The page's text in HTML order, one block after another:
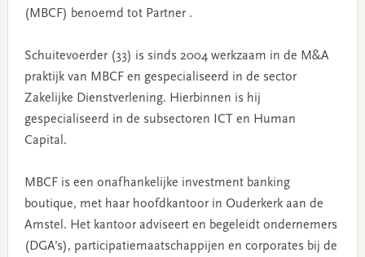
(MBCF) benoemd tot Partner .
Schuitevoerder (33) is sinds 2004 werkzaam in de M&A
praktijk van MBCF en gespecialiseerd in de sector
Zakelijke Dienstverlening. Hierbinnen is hij
gespecialiseerd in de subsectoren ICT en Human
Capital.
MBCF is een onafhankelijke investment banking
boutique, met haar hoofdkantoor in Ouderkerk aan de
Amstel. Het kantoor adviseert en begeleidt ondernemers
(DGA’s), participatiemaatschappijen en corporates bij de